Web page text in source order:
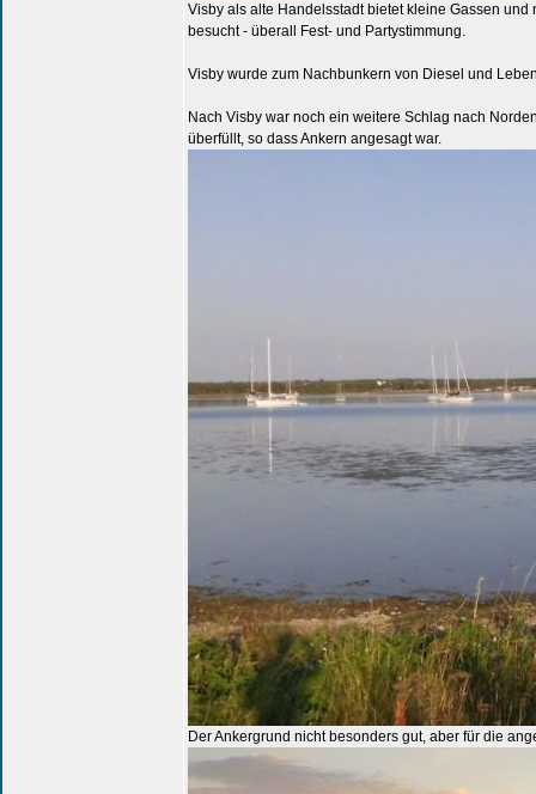
Visby als alte Handelsstadt bietet kleine Gassen
besucht - überall Fest- und Partystimmung.
Visby wurde zum Nachbunkern von Diesel und
Nach Visby war noch ein weitere Schlag nach
überfüllt, so dass Ankern angesagt war.
Der Ankergrund nicht besonders gut, aber für die